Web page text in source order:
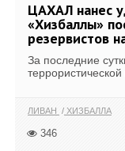
ЦАХАЛ нанес
«Хизбаллы»
резервистов
За последние
террористической
ЛИВАН ХИЗБАЛЛА
346